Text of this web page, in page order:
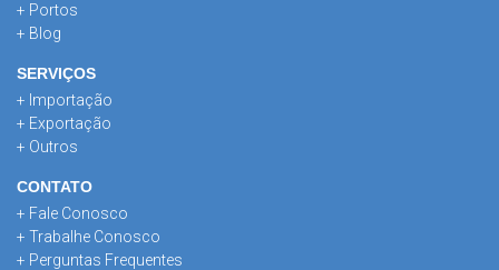
+ Portos
+ Blog
SERVIÇOS
+ Importação
+ Exportação
+ Outros
CONTATO
+ Fale Conosco
+ Trabalhe Conosco
+ Perguntas Frequentes